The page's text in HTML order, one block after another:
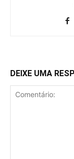
DEIXE UMA